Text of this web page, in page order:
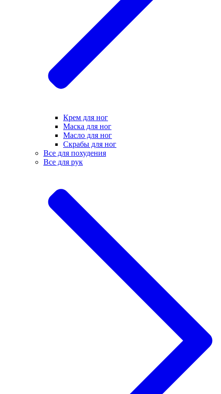
Крем для ног
Маска для ног
Масло для ног
Скрабы для ног
Все для похудения
Все для рук